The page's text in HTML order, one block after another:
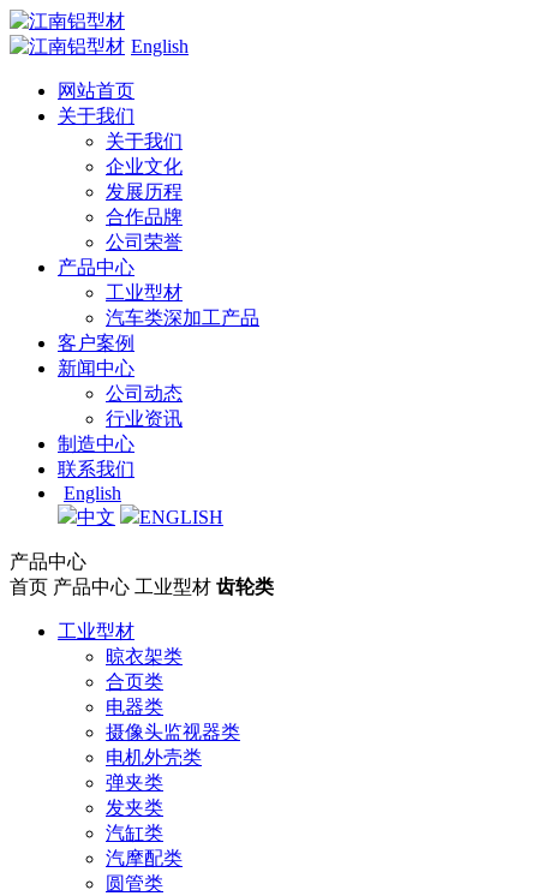
English
网站首页
关于我们
关于我们
企业文化
发展历程
合作品牌
公司荣誉
产品中心
工业型材
汽车类深加工产品
客户案例
新闻中心
公司动态
行业资讯
制造中心
联系我们
English
中文
ENGLISH
产品中心
首页 产品中心 工业型材 齿轮类
工业型材
晾衣架类
合页类
电器类
摄像头监视器类
电机外壳类
弹夹类
发夹类
汽缸类
汽摩配类
圆管类